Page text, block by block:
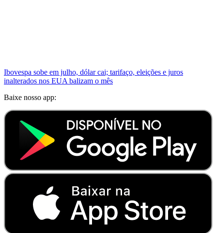
Ibovespa sobe em julho, dólar cai; tarifaço, eleições e juros
inalterados nos EUA balizam o mês
Baixe nosso app: